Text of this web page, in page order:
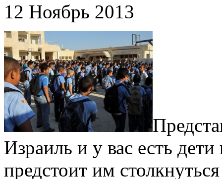
12 Ноябрь 2013
Израиль и у вас есть
предстоит им